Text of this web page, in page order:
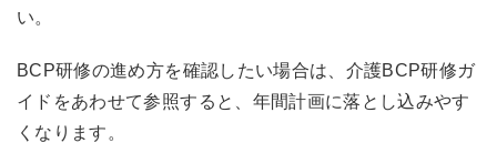
い。
BCP研修の進め方を確認したい場合は、 介護BCP研修ガ
イド をあわせて参照すると、年間計画に落とし込みやす
くなります。